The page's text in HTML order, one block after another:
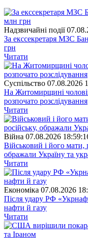
Надзвичайні події
За екссекретаря МЗС
грн
Читати
Суспiльство 07.08.2026
На Житомирщині
розпочато розслідування
Читати
Війна 07.08.2026
Військовий і його мати,
ображали Україну та
Читати
Економіка 07.08.2026
Після удару РФ
нафти й газу
Читати